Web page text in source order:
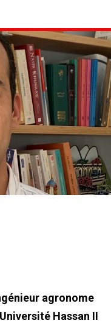
agronome
Hassan II